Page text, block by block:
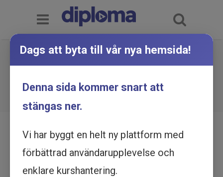
Utbildning online
Personlig effektivitet och stresshantering i
Dags att byta till vår nya hemsida!
Denna sida kommer snart att
stängas ner.
Vi har byggt en helt ny plattform med
förbättrad användarupplevelse och
enklare kurshantering.